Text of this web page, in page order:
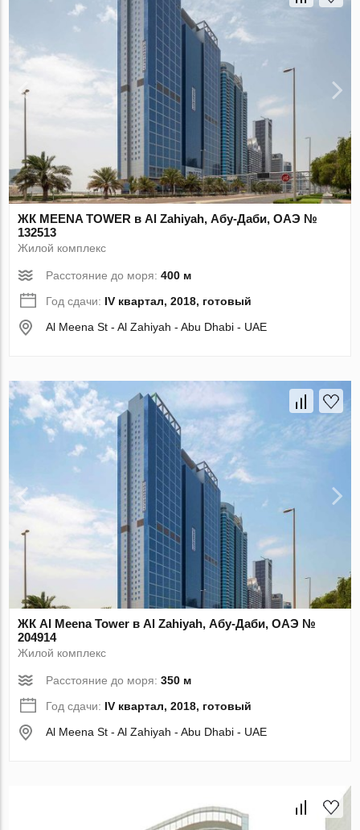
ЖК MEENA TOWER в Al Zahiyah, Абу-Даби, ОАЭ №
132513
Жилой комплекс
Расстояние до моря:400 м
Год сдачи: IV квартал, 2018, готовый
Al Meena St - Al Zahiyah - Abu Dhabi - UAE
ЖК Al Meena Tower в Al Zahiyah, Абу-Даби, ОАЭ №
204914
Жилой комплекс
Расстояние до моря:350 м
Год сдачи: IV квартал, 2018, готовый
Al Meena St - Al Zahiyah - Abu Dhabi - UAE